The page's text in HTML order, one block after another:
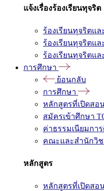
แจ้งเรื่องร้องเรียนทุจริต
ร้องเรียนทุจริตแ
ร้องเรียนทุจริตแ
ร้องเรียนทุจริตแ
การศึกษา
ย้อนกลับ
การศึกษา
หลักสูตรที่เปิดสอ
สมัครเข้าศึกษา
ค่าธรรมเนียมกา
คณะและสำนักวิช
หลักสูตร
หลักสูตรที่เปิดสอ